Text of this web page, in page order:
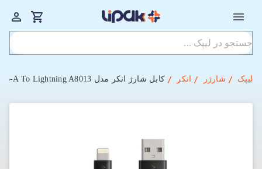
لیپک شارژر انکر کابل شارژ انکر مدل Powerline Select Plus USB-A To Lightning A8013 با طول 180 سانتی‌متر